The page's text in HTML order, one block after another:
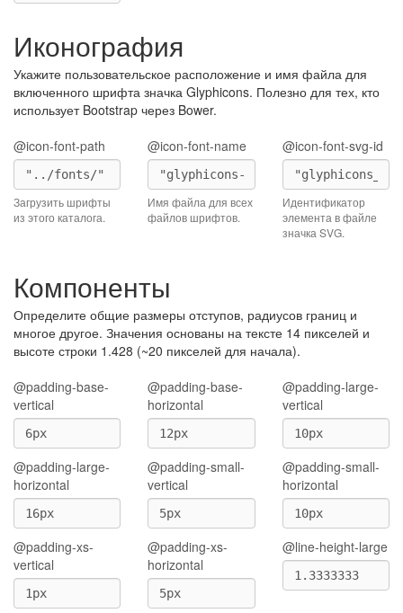
Иконография
Укажите пользовательское расположение и имя файла для
включенного шрифта значка Glyphicons. Полезно для тех, кто
использует Bootstrap через Bower.
@icon-font-path
Загрузить шрифты
из этого каталога.
@icon-font-name
Имя файла для всех
файлов шрифтов.
@icon-font-svg-id
Идентификатор
элемента в файле
значка SVG.
Компоненты
Определите общие размеры отступов, радиусов границ и
многое другое. Значения основаны на тексте 14 пикселей и
высоте строки 1.428 (~20 пикселей для начала).
@padding-base-
vertical
@padding-base-
horizontal
@padding-large-
vertical
@padding-large-
horizontal
@padding-small-
vertical
@padding-small-
horizontal
@padding-xs-
vertical
@padding-xs-
horizontal
@line-height-large